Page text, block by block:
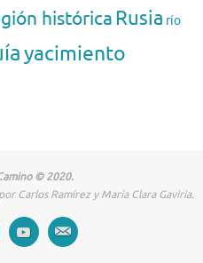
históricaRusia río
yacimiento
© 2020.
Carlos Ramírez y María Clara Gaviria.